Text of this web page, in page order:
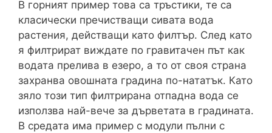
В горният пример това са тръстики, те са
класически пречистващи сивата вода
растения, действащи като филтър. След като
я филтрират виждате по гравитачен път как
водата прелива в езеро, а то от своя страна
захранва овошната градина по-нататък. Като
зяло този тип филтрирана отпадна вода се
използва най-вече за дърветата в градината.
В средата има пример с модули пълни с